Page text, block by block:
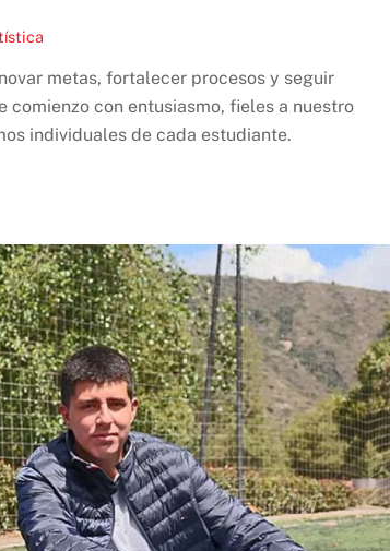
metas, fortalecer procesos y seguir
con entusiasmo, fieles a nuestro
individuales de cada estudiante.